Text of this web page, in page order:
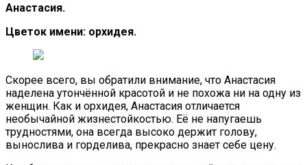
Анастасия.
Цветок имени: орхидея.
Скорее всего, вы обратили внимание, что Анастасия
наделена утончённой красотой и не похожа ни на одну из
женщин. Как и орхидея, Анастасия отличается
необычайной жизнестойкостью. Её не напугаешь
трудностями, она всегда высоко держит голову,
вынослива и горделива, прекрасно знает себе цену.